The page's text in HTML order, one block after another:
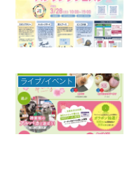
ライブ/イベント